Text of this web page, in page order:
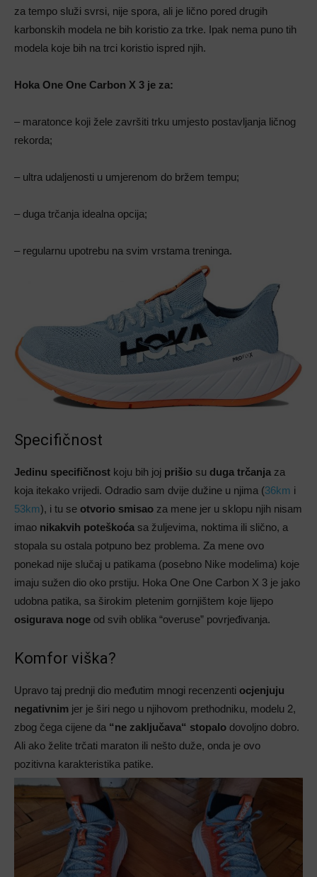
za tempo služi svrsi, nije spora, ali je lično pored drugih
karbonskih modela ne bih koristio za trke. Ipak nema puno tih
modela koje bih na trci koristio ispred njih.
Hoka One One Carbon X 3 je za:
– maratonce koji žele završiti trku umjesto postavljanja ličnog
rekorda;
– ultra udaljenosti u umjerenom do bržem tempu;
– duga trčanja idealna opcija;
– regularnu upotrebu na svim vrstama treninga.
Specifičnost
Jedinu specifičnost koju bih joj prišio su duga trčanja za
koja itekako vrijedi. Odradio sam dvije dužine u njima (36km i
53km), i tu se otvorio smisao za mene jer u sklopu njih nisam
imao nikakvih poteškoća sa žuljevima, noktima ili slično, a
stopala su ostala potpuno bez problema. Za mene ovo
ponekad nije slučaj u patikama (posebno Nike modelima) koje
imaju sužen dio oko prstiju. Hoka One One Carbon X 3 je jako
udobna patika, sa širokim pletenim gornjištem koje lijepo
osigurava noge od svih oblika “overuse” povrjeđivanja.
Komfor viška?
Upravo taj prednji dio međutim mnogi recenzenti ocjenjuju
negativnim jer je širi nego u njihovom prethodniku, modelu 2,
zbog čega cijene da “ne zaključava“ stopalo dovoljno dobro.
Ali ako želite trčati maraton ili nešto duže, onda je ovo
pozitivna karakteristika patike.